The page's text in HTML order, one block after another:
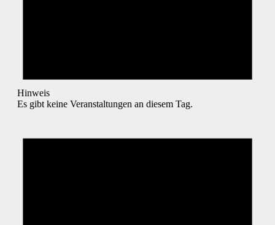
Hinweis
Es gibt keine Veranstaltungen an diesem Tag.